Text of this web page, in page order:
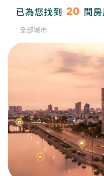
已為您找到 20 間
全部城市